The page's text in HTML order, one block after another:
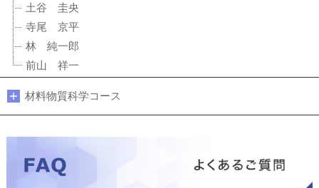
土谷 圭央
寺尾 京平
林 純一郎
前山 祥一
材料物質科学コース